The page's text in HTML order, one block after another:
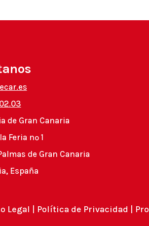
de Gran Canaria
Feria nº 1
de Gran Canaria
España
Legal | Política de Privacidad |